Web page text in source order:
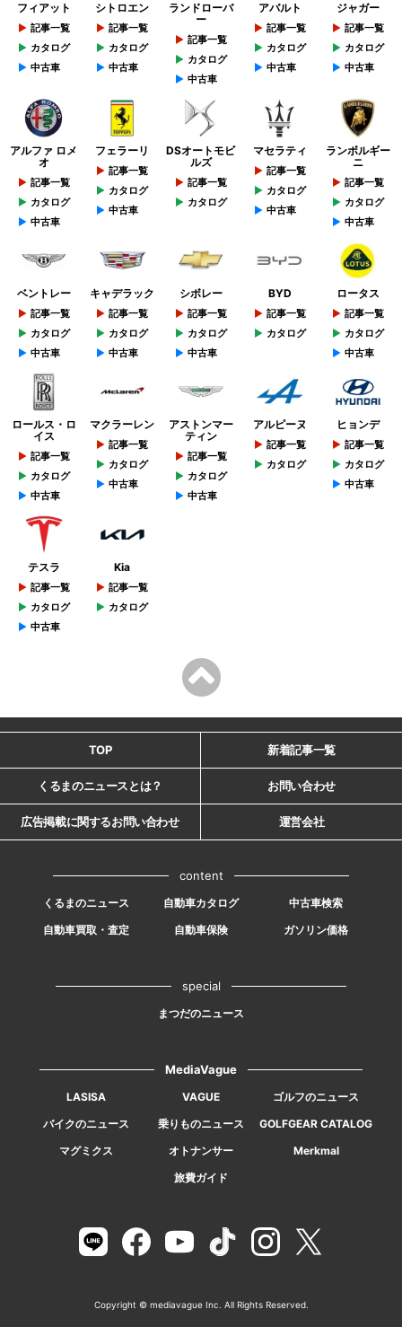
フィアット
記事一覧
カタログ
中古車
シトロエン
記事一覧
カタログ
中古車
ランドローバ
ー
記事一覧
カタログ
中古車
アバルト
記事一覧
カタログ
中古車
ジャガー
記事一覧
カタログ
中古車
アルファ ロメ
オ
記事一覧
カタログ
中古車
フェラーリ
記事一覧
カタログ
中古車
DSオートモビ
ルズ
記事一覧
カタログ
マセラティ
記事一覧
カタログ
中古車
ランボルギー
ニ
記事一覧
カタログ
中古車
ベントレー
記事一覧
カタログ
中古車
キャデラック
記事一覧
カタログ
中古車
シボレー
記事一覧
カタログ
中古車
BYD
記事一覧
カタログ
ロータス
記事一覧
カタログ
中古車
ロールス・ロ
イス
記事一覧
カタログ
中古車
マクラーレン
記事一覧
カタログ
中古車
アストンマー
ティン
記事一覧
カタログ
中古車
アルピーヌ
記事一覧
カタログ
ヒョンデ
記事一覧
カタログ
中古車
テスラ
記事一覧
カタログ
中古車
Kia
記事一覧
カタログ
TOP 新着記事一覧
くるまのニュースとは？ お問い合わせ
広告掲載に関するお問い合わせ 運営会社
content
くるまのニュース 自動車カタログ
中古車検索
自動車買取・査定
自動車保険 ガソリン価格
special
まつだのニュース
MediaVague
LASISA VAGUE
ゴルフのニュース
バイクのニュース
乗りものニュース
GOLFGEAR CATALOG
マグミクス
オトナンサー
Merkmal
旅費ガイド
Copyright © mediavague Inc. All Rights Reserved.